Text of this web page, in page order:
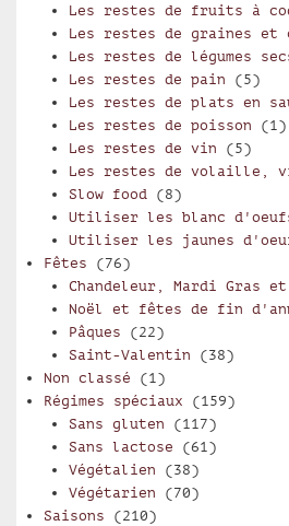
Les restes de fruits à
Les restes de graines et
Les restes de légumes
Les restes de pain (5)
Les restes de plats en
Les restes de poisson (1)
Les restes de vin (5)
Les restes de volaille,
Slow food (8)
Utiliser les blanc
Utiliser les jaunes
Fêtes (76)
Chandeleur, Mardi Gras et
Noël et fêtes de fin
Pâques (22)
Saint-Valentin (38)
Non classé (1)
Régimes spéciaux (159)
Sans gluten (117)
Sans lactose (61)
Végétalien (38)
Végétarien (70)
Saisons (210)